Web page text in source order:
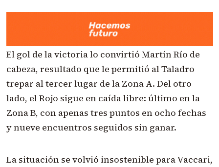
El gol de la victoria lo convirtió Martín Río de
cabeza, resultado que le permitió al Taladro
trepar al tercer lugar de la Zona A. Del otro
lado, el Rojo sigue en caída libre: último en la
Zona B, con apenas tres puntos en ocho fechas
y nueve encuentros seguidos sin ganar.
La situación se volvió insostenible para Vaccari,